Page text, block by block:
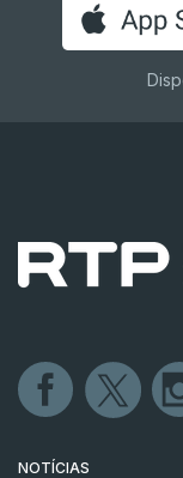
NOTÍCIAS